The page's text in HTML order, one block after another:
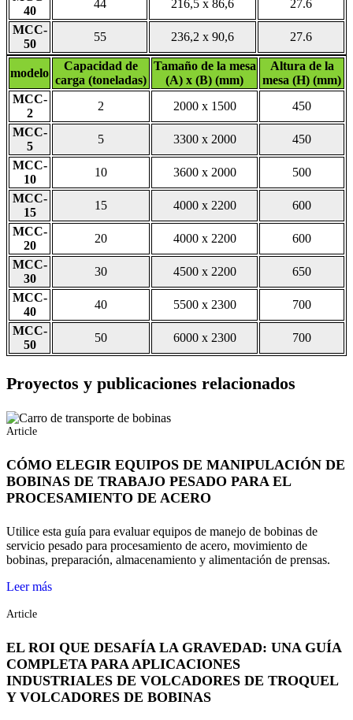
40
44 216,5 x 86,6
27.6
MCC-
50
55 236,2 x 90,6 27.6
modelo
Capacidad de
carga (toneladas)
Tamaño de la mesa
(A) x (B) (mm)
Altura de la
mesa (H) (mm)
MCC-
2
2 2000 x 1500
450
MCC-
5
5 3300 x 2000
450
MCC-
10
10 3600 x 2000
500
MCC-
15
15 4000 x 2200
600
MCC-
20
20 4000 x 2200
600
MCC-
30
30 4500 x 2200
650
MCC-
40
40 5500 x 2300
700
MCC-
50
50 6000 x 2300 700
Proyectos y publicaciones relacionados
Article
CÓMO ELEGIR EQUIPOS DE MANIPULACIÓN DE
BOBINAS DE TRABAJO PESADO PARA EL
PROCESAMIENTO DE ACERO
Utilice esta guía para evaluar equipos de manejo de bobinas de
servicio pesado para procesamiento de acero, movimiento de
bobinas, preparación, almacenamiento y alimentación de prensas.
Leer más
Article
EL ROI QUE DESAFÍA LA GRAVEDAD: UNA GUÍA
COMPLETA PARA APLICACIONES
INDUSTRIALES DE VOLCADORES DE TROQUEL
Y VOLCADORES DE BOBINAS